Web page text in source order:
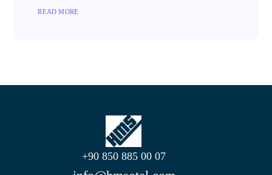
READ MORE
+90 850 885 00 07